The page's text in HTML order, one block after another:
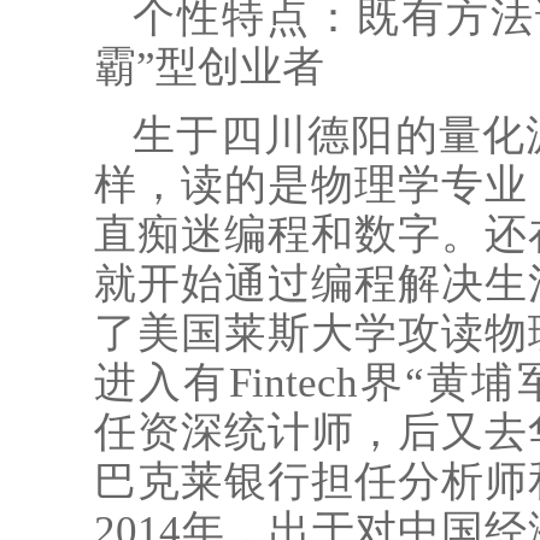
个性特点：既有方
霸”型创业者
生于四川德阳的量化
样，读的是物理学专
直痴迷编程和数字。
就开始通过编程解决
了美国莱斯大学攻读
进入有Fintech界“黄埔
任资深统计师，后又
巴克莱银行担任分析